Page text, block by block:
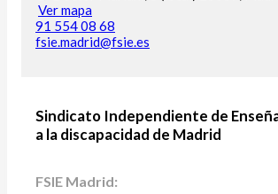
Ver mapa
91 554 08 68
fsie.madrid@fsie.es
Sindicato Independiente de
a la discapacidad de Madrid
FSIE Madrid: